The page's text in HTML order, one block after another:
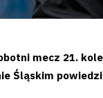
mecz 21.
Śląskim